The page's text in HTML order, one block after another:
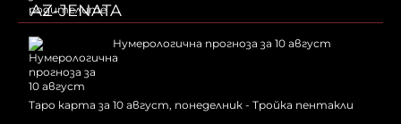
AZ-JENATA
Нумерологична прогноза за 10 август
Таро карта за 10 август, понеделник - Тройка пентакли